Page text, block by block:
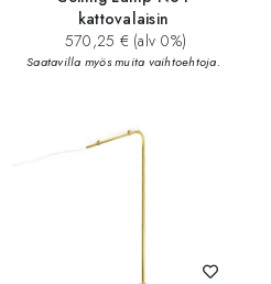
kattovalaisin
570,25 € (alv 0%)
Saatavilla myös muita vaihtoehtoja.